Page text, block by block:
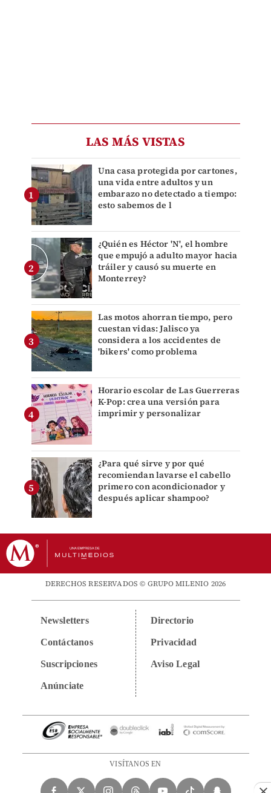
LAS MÁS VISTAS
Una casa protegida por cartones,
una vida entre adultos y un
embarazo no detectado a tiempo:
esto sabemos de l
¿Quién es Héctor 'N', el hombre
que empujó a adulto mayor hacia
tráiler y causó su muerte en
Monterrey?
Las motos ahorran tiempo, pero
cuestan vidas: Jalisco ya
considera a los accidentes de
'bikers' como problema
Horario escolar de Las Guerreras
K-Pop: crea una versión para
imprimir y personalizar
¿Para qué sirve y por qué
recomiendan lavarse el cabello
primero con acondicionador y
después aplicar shampoo?
DERECHOS RESERVADOS © GRUPO MILENIO 2026
Newsletters
Contáctanos
Suscripciones
Anúnciate
Directorio
Privacidad
Aviso Legal
VISÍTANOS EN